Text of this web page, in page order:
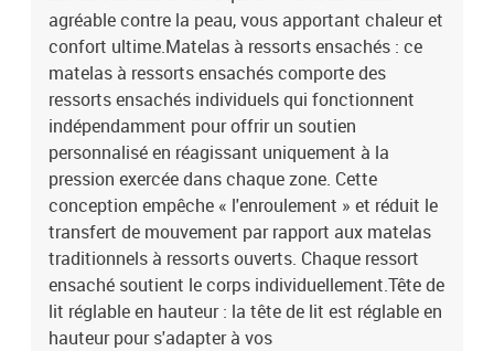
agréable contre la peau, vous apportant chaleur et
confort ultime.Matelas à ressorts ensachés : ce
matelas à ressorts ensachés comporte des
ressorts ensachés individuels qui fonctionnent
indépendamment pour offrir un soutien
personnalisé en réagissant uniquement à la
pression exercée dans chaque zone. Cette
conception empêche « l'enroulement » et réduit le
transfert de mouvement par rapport aux matelas
traditionnels à ressorts ouverts. Chaque ressort
ensaché soutient le corps individuellement.Tête de
lit réglable en hauteur : la tête de lit est réglable en
hauteur pour s'adapter à vos